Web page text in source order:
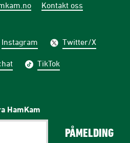
Kontakt oss
Instagram Twitter/X
TikTok
HamKam
PÅMELDING